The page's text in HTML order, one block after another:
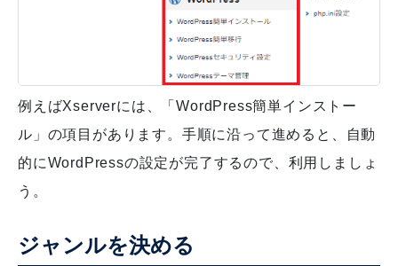
例えばXserverには、「WordPress簡単インストー
ル」の項目があります。手順に沿って進めると、自動
的にWordPressの設定が完了するので、利用しましょ
う。
ジャンルを決める